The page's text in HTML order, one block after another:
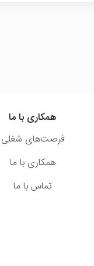
همکاری با ما
فرصت‌های شغلی
همکاری با ما
تماس با ما